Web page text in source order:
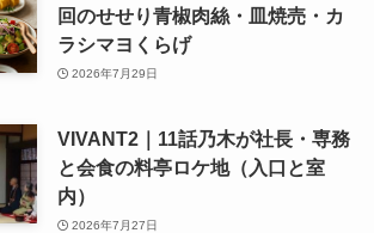
回のせせり青椒肉絲・皿焼売・カ
ラシマヨくらげ
2026年7月29日
VIVANT2｜11話乃木が社長・専務
と会食の料亭ロケ地（入口と室
内）
2026年7月27日